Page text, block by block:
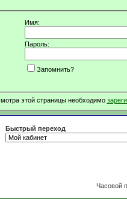
Имя:
Пароль:
Запомнить?
этой страницы необходимо
Быстрый переход
Часовой